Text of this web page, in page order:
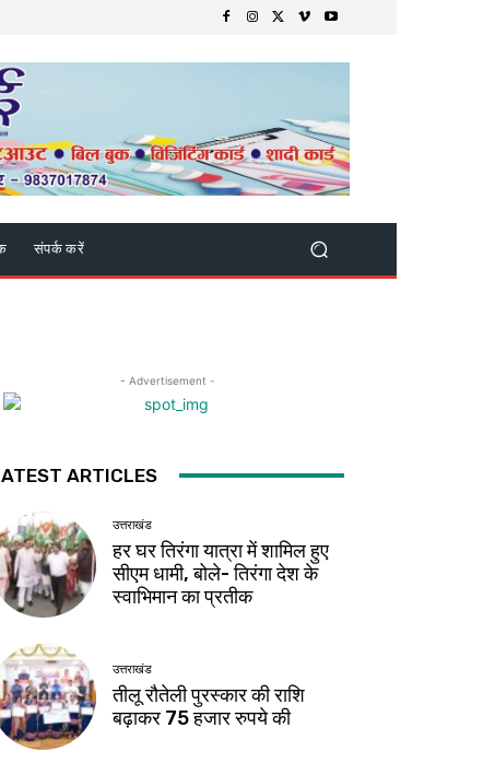
संपर्क करें
- Advertisement -
ARTICLES
उत्तराखंड
हर घर तिरंगा यात्रा में शामिल हुए
सीएम धामी, बोले- तिरंगा देश के
स्वाभिमान का प्रतीक
उत्तराखंड
तीलू रौतेली पुरस्कार की राशि
बढ़ाकर 75 हजार रुपये की